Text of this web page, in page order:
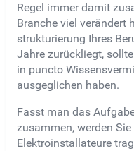
Regel immer damit
Branche viel verändert
strukturierung Ihres
Jahre zurückliegt,
in puncto
ausgeglichen haben.
Fasst man das
zusammen, werden
Elektroinstallateure